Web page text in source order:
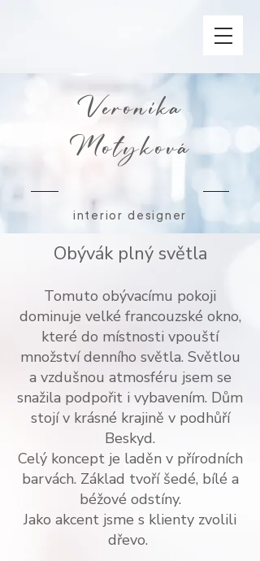
Veronika
Motyková
interior designer
Obývák plný světla
Tomuto obývacímu pokoji
dominuje velké francouzské okno,
které do místnosti vpouští
množství denního světla. Světlou
a vzdušnou atmosféru jsem se
snažila podpořit i vybavením. Dům
stojí v krásné krajině v podhůří
Beskyd.
Celý koncept je laděn v přírodních
barvách. Základ tvoří šedé, bílé a
béžové odstíny.
Jako akcent jsme s klienty zvolili
dřevo.